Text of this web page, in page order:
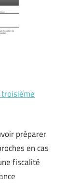
troisième
préparer
en cas
fiscalité